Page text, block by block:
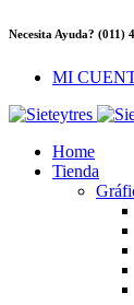
Necesita Ayuda? (011)
MI
Home
Tienda